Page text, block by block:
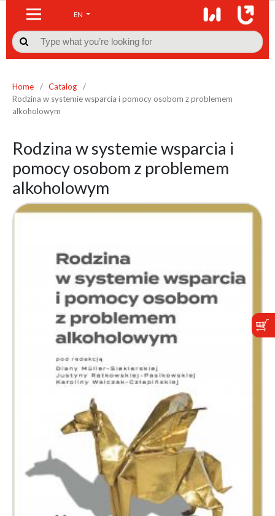
EN

Home / Catalog
/
Rodzina w systemie wsparcia i pomocy osobom z problemem
alkoholowym
Rodzina w systemie wsparcia i
pomocy osobom z problemem
alkoholowym